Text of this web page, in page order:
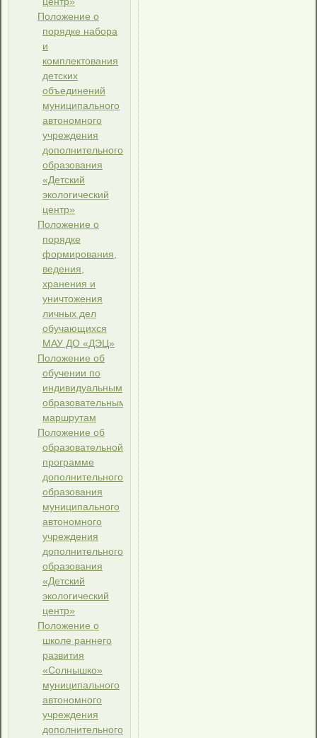
Положение о
порядке набора
и
комплектования
детских
объединений
муниципального
автономного
учреждения
дополнительного
образования
«Детский
экологический
центр»
Положение о
порядке
формирования,
ведения,
хранения и
уничтожения
личных дел
обучающихся
МАУ ДО «ДЭЦ»
Положение об
обучении по
индивидуальным
образовательным
маршрутам
Положение об
образовательной
программе
дополнительного
образования
муниципального
автономного
учреждения
дополнительного
образования
«Детский
экологический
центр»
Положение о
школе раннего
развития
«Солнышко»
муниципального
автономного
учреждения
дополнительного